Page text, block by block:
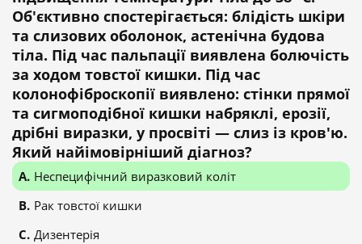
Об'єктивно спостерігається: блідість шкіри
та слизових оболонок, астенічна будова
тіла. Під час пальпації виявлена болючість
за ходом товстої кишки. Під час
колонофіброскопії виявлено: стінки прямої
та сигмоподібної кишки набряклі, ерозії,
дрібні виразки, у просвіті — слиз із кров'ю.
Який найімовірніший діагноз?
Неспецифічний виразковий коліт
Рак товстої кишки
Дизентерія